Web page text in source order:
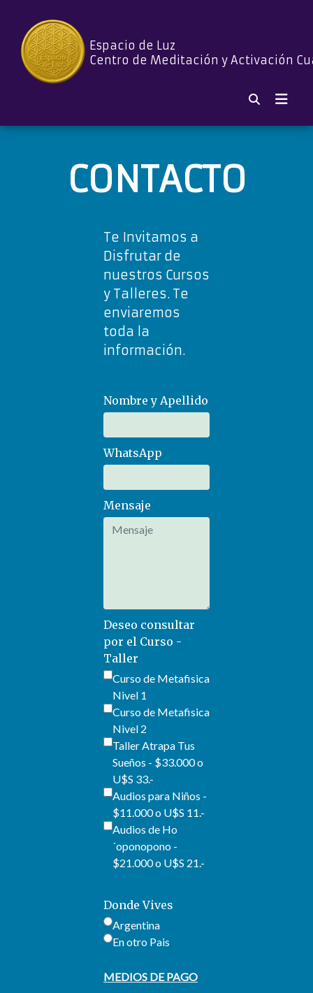
Espacio de Luz
Centro de Meditación y Activación
CONTACTO
Te Invitamos a
Disfrutar de
nuestros Cursos
y Talleres. Te
enviaremos
toda la
información.
Nombre y Apellido
WhatsApp
Mensaje
Deseo consultar
por el Curso -
Taller
Curso de Metafisica
Nivel 1
Curso de Metafisica
Nivel 2
Taller Atrapa Tus
Sueños - $33.000 o
U$S 33.-
Audios para Niños -
$11.000 o U$S 11.-
Audios de Ho
´oponopono -
$21.000 o U$S 21.-
Donde Vives
Argentina
En otro Pais
MEDIOS DE PAGO